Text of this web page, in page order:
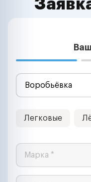
Легковые
Марка *